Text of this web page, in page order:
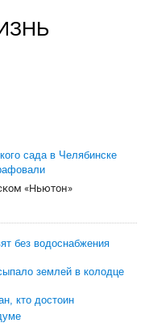
сада в Челябинске
«Ньютон»
без водоснабжения
землей в колодце
кто достоин